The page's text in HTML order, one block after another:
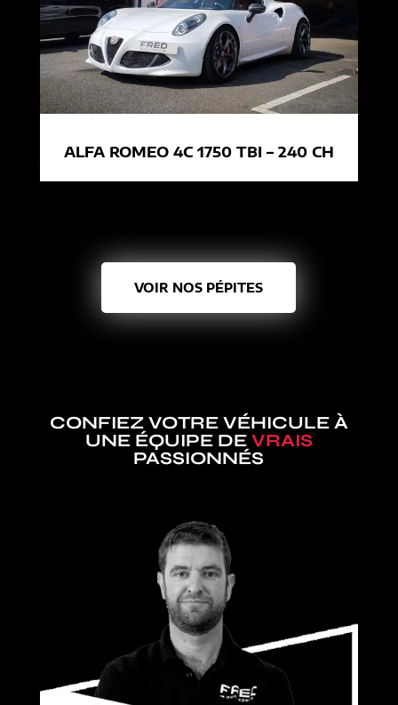
ALFA ROMEO 4C 1750 TBI – 240 CH
VOIR NOS PÉPITES
CONFIEZ VOTRE VÉHICULE À
UNE ÉQUIPE DE VRAIS
PASSIONNÉS